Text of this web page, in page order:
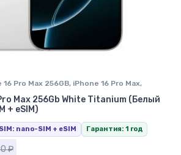
Pro Max 256GB, iPhone 16 Pro Max,
Max 256Gb White Titanium (Белый
+ eSIM)
SIM: nano-SIM + eSIM Гарантия: 1 год
₽